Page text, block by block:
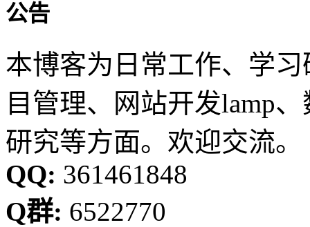
公告
本博客为日常工作、学
目管理、网站开发lamp
研究等方面。欢迎交流。
QQ: 361461848
Q群: 6522770